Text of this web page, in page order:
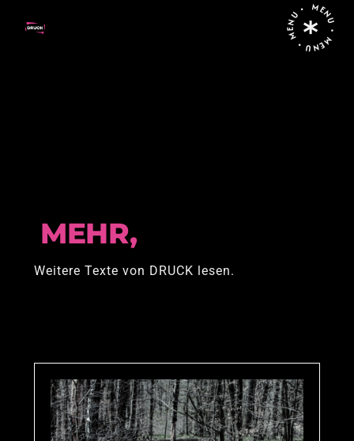
MENU • MENU • MENU •
MEHR,
Weitere Texte von DRUCK lesen.